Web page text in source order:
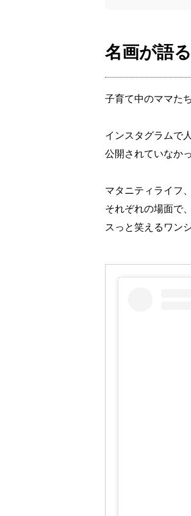
名画が語
子育て中のママた
インスタグラムで
公開されていなか
マタニティライフ
それぞれの場面で
スっと笑えるワン